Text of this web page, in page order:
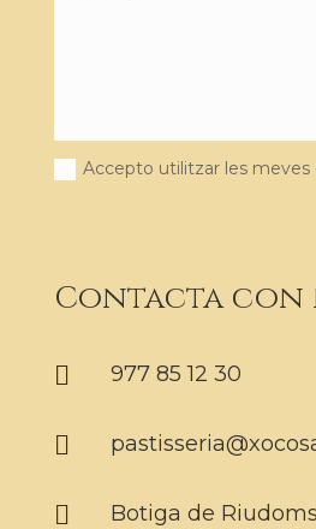
Accepto utilitzar les meves
Contacta con
 977 85 12 30

 Botiga de Riudoms